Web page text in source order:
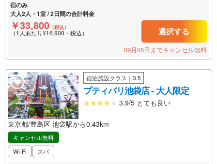
宿のみ
大人2人・1室 / 2日間の合計料金
￥33,800 （税込）
（1人あたり¥16,900・税込） 選択する
09月05日までキャンセル無料
宿泊施設クラス｜3.5
プティバリ池袋店 - 大人限定
3.9/5 とても良い
東京都/豊島区 池袋駅から0.43km
キャンセル無料
Wi-Fi
スパ